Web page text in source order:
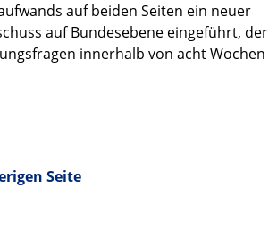
auf beiden Seiten ein neuer
auf Bundesebene eingeführt, der
innerhalb von acht Wochen
Seite